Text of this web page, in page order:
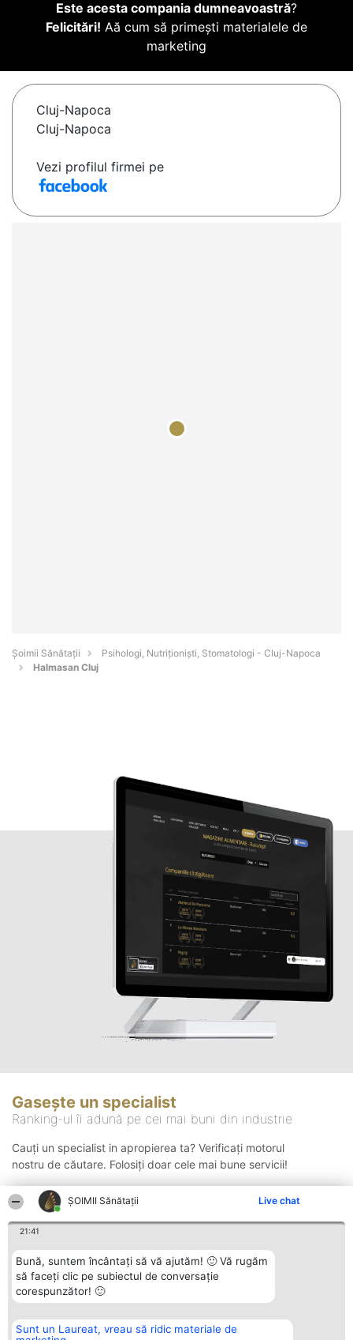
ŞOIMII Sănătații Live chat
21:41
Bună, suntem încântați să vă ajutăm! 🙂 Vă rugăm
să faceți clic pe subiectul de conversație
corespunzător! 🙂
Sunt un Laureat, vreau să ridic materiale de
Este acesta compania dumneavoastră?
Felicitări! Aă cum să primești materialele de
marketing
Cluj-Napoca
Cluj-Napoca
Vezi profilul firmei pe
Şoimii Sănătații
Psihologi, Nutriționiști, Stomatologi - Cluj-Napoca
Halmasan Cluj
Gasește un specialist
Ranking-ul îi adună pe cei mai buni din industrie
Cauți un specialist in apropierea ta? Verificați motorul
nostru de căutare. Folosiți doar cele mai bune servicii!
Organizator Ranking Plebiscyt Contact